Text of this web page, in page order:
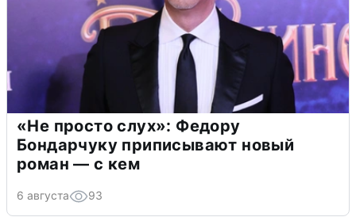
«Не просто слух»: Федору
Бондарчуку приписывают новый
роман — с кем
6 августа 93